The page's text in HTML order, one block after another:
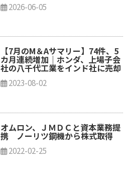
2026-06-05
【7月のM＆Aサマリー】74件、5
カ月連続増加｜ホンダ、上場子会
社の八千代工業をインド社に売却
2023-08-02
オムロン、ＪＭＤＣと資本業務提
携 ノーリツ鋼機から株式取得
2022-02-25